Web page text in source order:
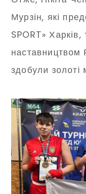
Мурзін, які
SPORT»
наставництвом
здобули золоті